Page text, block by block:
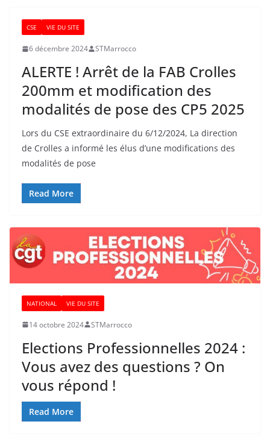
CSE VIE DU SITE
6 décembre 2024 STMarrocco
ALERTE ! Arrêt de la FAB Crolles
200mm et modification des
modalités de pose des CP5 2025
Lors du CSE extraordinaire du 6/12/2024, La direction
de Crolles a informé les élus d’une modifications des
modalités de pose
Read More
NATIONAL VIE DU SITE
14 octobre 2024 STMarrocco
Elections Professionnelles 2024 :
Vous avez des questions ? On
vous répond !
Read More